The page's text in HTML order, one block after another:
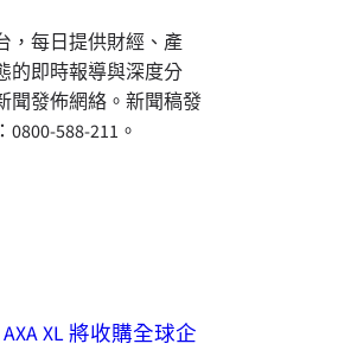
，每日提供財經、產
的即時報導與深度分
聞發佈網絡。新聞稿發
588-211。
AXA XL 將收購全球企